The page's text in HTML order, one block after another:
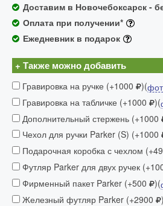
Доставим в Новочебоксарск -
Оплата при получении*
Ежедневник в подарок
+ Также можно добавить
Гравировка на ручке (+1000 )(
Гравировка на табличке (+1000
)(
Дополнительный стержень (+1000
Чехол для ручки Parker (S) (+1000
Подарочная коробка с чехлом
Футляр Parker для двух ручек
Фирменный пакет Parker (+500
)(
Железный футляр Parker (+2900